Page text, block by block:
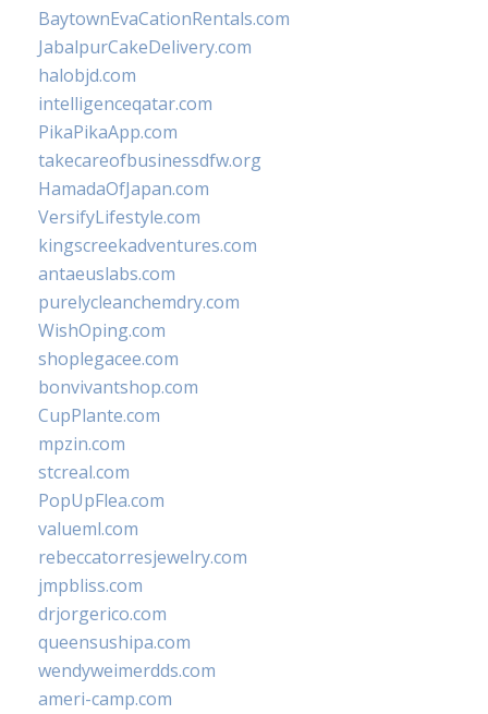
BaytownEvaCationRentals.com
JabalpurCakeDelivery.com
halobjd.com
intelligenceqatar.com
PikaPikaApp.com
takecareofbusinessdfw.org
HamadaOfJapan.com
VersifyLifestyle.com
kingscreekadventures.com
antaeuslabs.com
purelycleanchemdry.com
WishOping.com
shoplegacee.com
bonvivantshop.com
CupPlante.com
mpzin.com
stcreal.com
PopUpFlea.com
valueml.com
rebeccatorresjewelry.com
jmpbliss.com
drjorgerico.com
queensushipa.com
wendyweimerdds.com
ameri-camp.com